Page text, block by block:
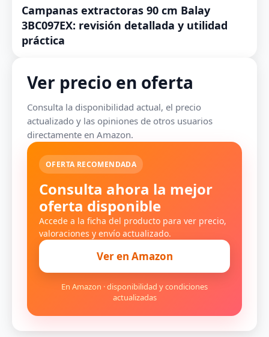
Campanas extractoras 90 cm Balay
3BC097EX: revisión detallada y utilidad
práctica
Ver precio en oferta
Consulta la disponibilidad actual, el precio
actualizado y las opiniones de otros usuarios
directamente en Amazon.
OFERTA RECOMENDADA
Consulta ahora la mejor
oferta disponible
Accede a la ficha del producto para ver precio,
valoraciones y envío actualizado.
Ver en Amazon
En Amazon · disponibilidad y condiciones
actualizadas